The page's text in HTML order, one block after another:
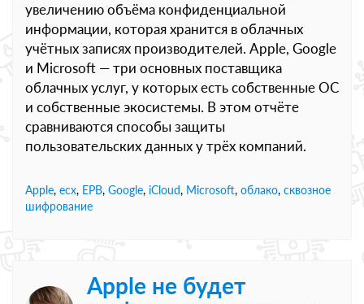
увеличению объёма конфиденциальной
информации, которая хранится в облачных
учётных записях производителей. Apple, Google
и Microsoft — три основных поставщика
облачных услуг, у которых есть собственные ОС
и собственные экосистемы. В этом отчёте
сравниваются способы защиты
пользовательских данных у трёх компаний.
Apple, ecx, EPB, Google, iCloud, Microsoft, облако, сквозное
шифрование
Apple не будет